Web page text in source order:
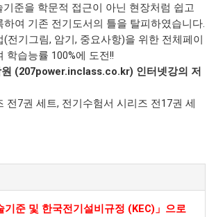
기준을 학문적 접근이 아닌 현장처럼 쉽고
하여 기존 전기도서의 틀을 탈피하였습니다.
기그림, 암기, 중요사항)을 위한 전체페이
학습능률 100%에 도전!!
(207power.inclass.co.kr) 인터넷강의 저
7권 세트, 전기수험서 시리즈 전17권 세
기준 및 한국전기설비규정 (KEC)」으로